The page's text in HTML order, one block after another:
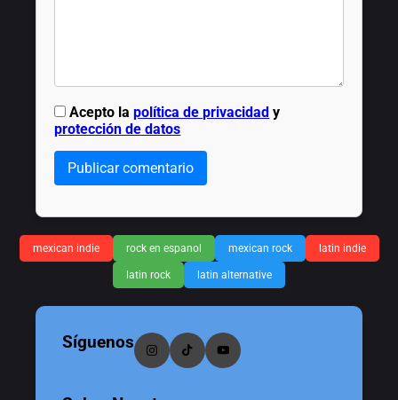
Acepto lapolítica de privacidad y
protección de datos
Publicar comentario
mexican indie rock en espanol mexican rock latin indie
latin rock latin alternative
Síguenos